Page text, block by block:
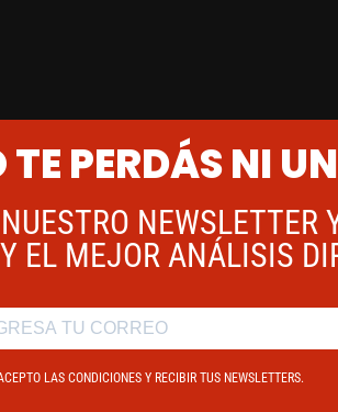
TE PERDÁS NI
NEWSLETTER
EL MEJOR ANÁLISIS
LAS CONDICIONES Y RECIBIR TUS NEWSLETTERS.